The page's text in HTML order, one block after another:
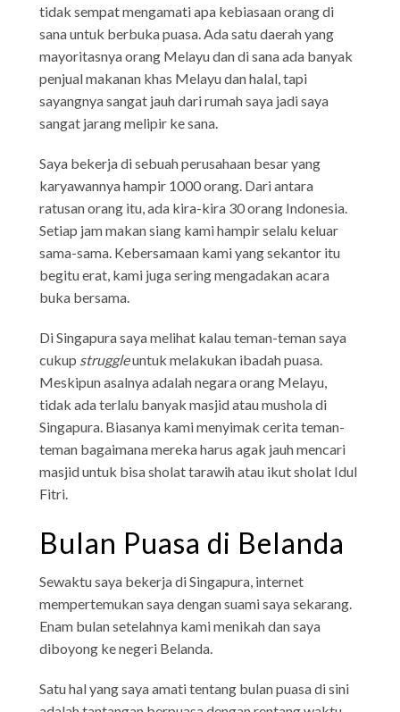
tidak sempat mengamati apa kebiasaan orang di
sana untuk berbuka puasa. Ada satu daerah yang
mayoritasnya orang Melayu dan di sana ada banyak
penjual makanan khas Melayu dan halal, tapi
sayangnya sangat jauh dari rumah saya jadi saya
sangat jarang melipir ke sana.
Saya bekerja di sebuah perusahaan besar yang
karyawannya hampir 1000 orang. Dari antara
ratusan orang itu, ada kira-kira 30 orang Indonesia.
Setiap jam makan siang kami hampir selalu keluar
sama-sama. Kebersamaan kami yang sekantor itu
begitu erat, kami juga sering mengadakan acara
buka bersama.
Di Singapura saya melihat kalau teman-teman saya
cukup struggleuntuk melakukan ibadah puasa.
Meskipun asalnya adalah negara orang Melayu,
tidak ada terlalu banyak masjid atau mushola di
Singapura. Biasanya kami menyimak cerita teman-
teman bagaimana mereka harus agak jauh mencari
masjid untuk bisa sholat tarawih atau ikut sholat Idul
Fitri.
Bulan Puasa di Belanda
Sewaktu saya bekerja di Singapura, internet
mempertemukan saya dengan suami saya sekarang.
Enam bulan setelahnya kami menikah dan saya
diboyong ke negeri Belanda.
Satu hal yang saya amati tentang bulan puasa di sini